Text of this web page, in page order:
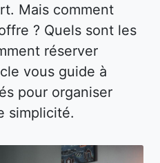
Mais comment
? Quels sont les
réserver
vous guide à
pour organiser
simplicité.